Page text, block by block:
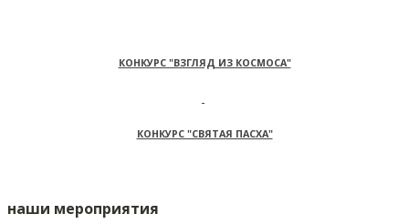
КОНКУРС "ВЗГЛЯД ИЗ КОСМОСА"
КОНКУРС "СВЯТАЯ ПАСХА"
наши мероприятия